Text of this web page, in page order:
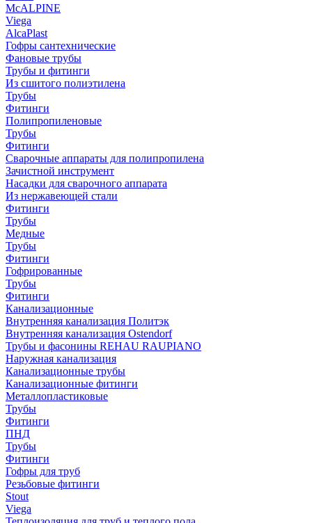
McALPINE
Viega
AlcaPlast
Гофры сантехнические
Фановые трубы
Трубы и фитинги
Из сшитого полиэтилена
Трубы
Фитинги
Полипропиленовые
Трубы
Фитинги
Сварочные аппараты для полипропилена
Зачистной инструмент
Насадки для сварочного аппарата
Из нержавеющей стали
Фитинги
Трубы
Медные
Трубы
Фитинги
Гофрированные
Трубы
Фитинги
Канализационные
Внутренняя канализация Политэк
Внутренняя канализация Ostendorf
Трубы и фасонины REHAU RAUPIANO
Наружная канализация
Канализационные трубы
Канализационные фитинги
Металлопластиковые
Трубы
Фитинги
ПНД
Трубы
Фитинги
Гофры для труб
Резьбовые фитинги
Stout
Viega